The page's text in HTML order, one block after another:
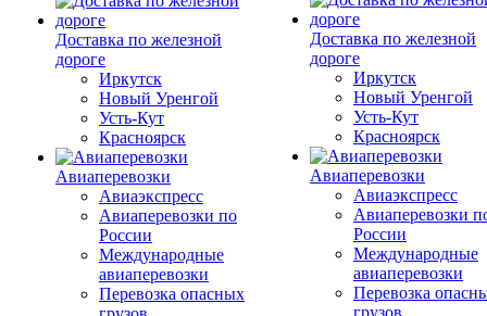
Доставка по железной
дороге
Иркутск
Новый Уренгой
Усть-Кут
Красноярск
Авиаперевозки
Авиаэкспресс
Авиаперевозки по
России
Международные
авиаперевозки
Перевозка опасных
Доставка по железной
дороге
Иркутск
Новый Уренгой
Усть-Кут
Красноярск
Авиаперевозки
Авиаэкспресс
Авиаперевозки
России
Международные
авиаперевозки
Перевозка
грузов